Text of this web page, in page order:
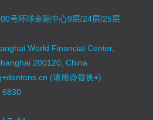
号环球金融中心9层/24层/25层
World Financial Center,
200120, China
(请用@替换+)
6830